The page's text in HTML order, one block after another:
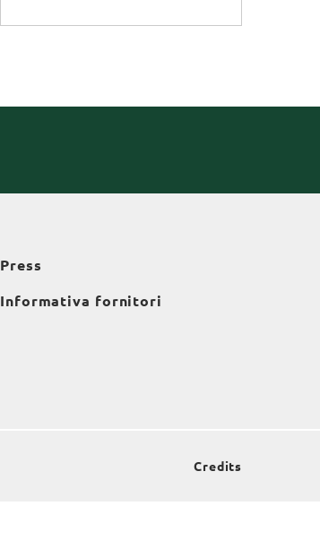
Press
Informativa fornitori
Credits